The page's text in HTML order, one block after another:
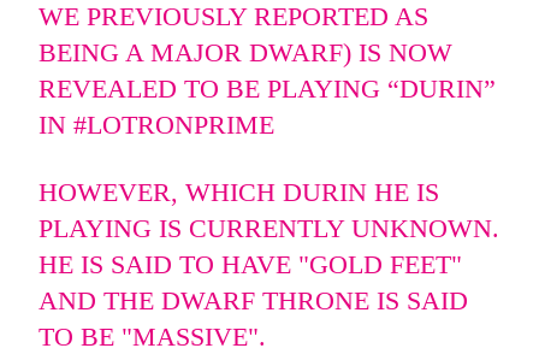
WE PREVIOUSLY REPORTED AS
BEING A MAJOR DWARF) IS NOW
REVEALED TO BE PLAYING “DURIN”
IN#LOTRONPRIME
HOWEVER, WHICH DURIN HE IS
PLAYING IS CURRENTLY UNKNOWN.
HE IS SAID TO HAVE "GOLD FEET"
AND THE DWARF THRONE IS SAID
TO BE "MASSIVE".